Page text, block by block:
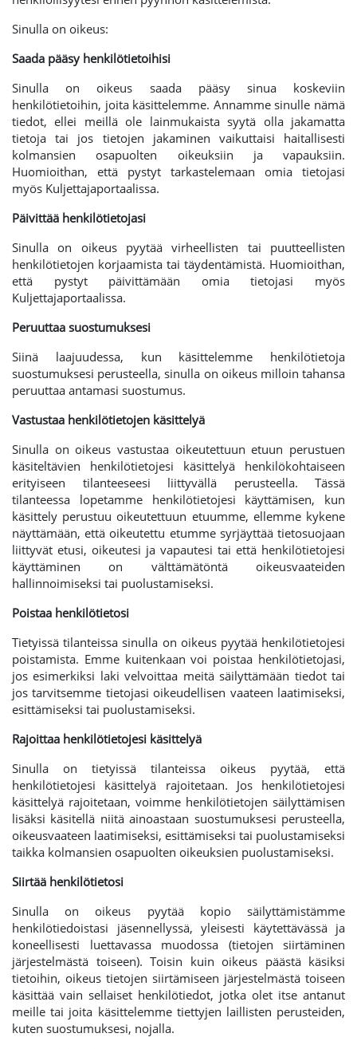
Sinulla on oikeus:
Saada pääsy henkilötietoihisi
Sinulla on oikeus saada pääsy sinua koskeviin
henkilötietoihin, joita käsittelemme. Annamme sinulle nämä
tiedot, ellei meillä ole lainmukaista syytä olla jakamatta
tietoja tai jos tietojen jakaminen vaikuttaisi haitallisesti
kolmansien osapuolten oikeuksiin ja vapauksiin.
Huomioithan, että pystyt tarkastelemaan omia tietojasi
myös Kuljettajaportaalissa.
Päivittää henkilötietojasi
Sinulla on oikeus pyytää virheellisten tai puutteellisten
henkilötietojen korjaamista tai täydentämistä. Huomioithan,
että pystyt päivittämään omia tietojasi myös
Kuljettajaportaalissa.
Peruuttaa suostumuksesi
Siinä laajuudessa, kun käsittelemme henkilötietoja
suostumuksesi perusteella, sinulla on oikeus milloin tahansa
peruuttaa antamasi suostumus.
Vastustaa henkilötietojen käsittelyä
Sinulla on oikeus vastustaa oikeutettuun etuun perustuen
käsiteltävien henkilötietojesi käsittelyä henkilökohtaiseen
erityiseen tilanteeseesi liittyvällä perusteella. Tässä
tilanteessa lopetamme henkilötietojesi käyttämisen, kun
käsittely perustuu oikeutettuun etuumme, ellemme kykene
näyttämään, että oikeutettu etumme syrjäyttää tietosuojaan
liittyvät etusi, oikeutesi ja vapautesi tai että henkilötietojesi
käyttäminen on välttämätöntä oikeusvaateiden
hallinnoimiseksi tai puolustamiseksi.
Poistaa henkilötietosi
Tietyissä tilanteissa sinulla on oikeus pyytää henkilötietojesi
poistamista. Emme kuitenkaan voi poistaa henkilötietojasi,
jos esimerkiksi laki velvoittaa meitä säilyttämään tiedot tai
jos tarvitsemme tietojasi oikeudellisen vaateen laatimiseksi,
esittämiseksi tai puolustamiseksi.
Rajoittaa henkilötietojesi käsittelyä
Sinulla on tietyissä tilanteissa oikeus pyytää, että
henkilötietojesi käsittelyä rajoitetaan. Jos henkilötietojesi
käsittelyä rajoitetaan, voimme henkilötietojen säilyttämisen
lisäksi käsitellä niitä ainoastaan suostumuksesi perusteella,
oikeusvaateen laatimiseksi, esittämiseksi tai puolustamiseksi
taikka kolmansien osapuolten oikeuksien puolustamiseksi.
Siirtää henkilötietosi
Sinulla on oikeus pyytää kopio säilyttämistämme
henkilötiedoistasi jäsennellyssä, yleisesti käytettävässä ja
koneellisesti luettavassa muodossa (tietojen siirtäminen
järjestelmästä toiseen). Toisin kuin oikeus päästä käsiksi
tietoihin, oikeus tietojen siirtämiseen järjestelmästä toiseen
käsittää vain sellaiset henkilötiedot, jotka olet itse antanut
meille tai joita käsittelemme tiettyjen laillisten perusteiden,
kuten suostumuksesi, nojalla.